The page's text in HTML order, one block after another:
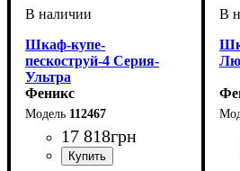
Шкаф-купе-
пескоструй-4 Серия-
Ультра
Феникс
112467
17 818грн